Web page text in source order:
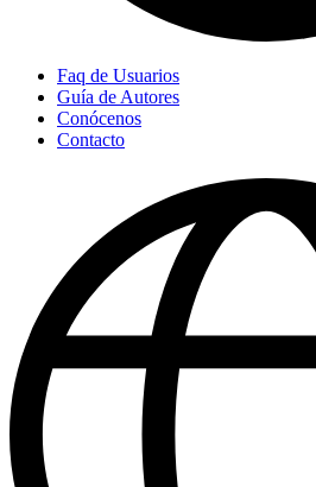
Faq de Usuarios
Guía de Autores
Conócenos
Contacto